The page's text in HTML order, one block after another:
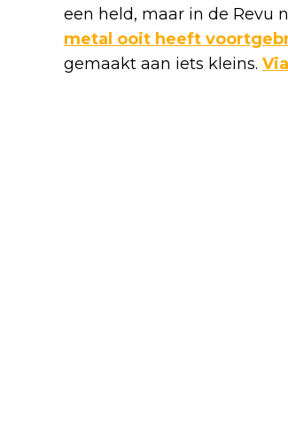
een held, maar in de Revu
metal ooit heeft
gemaakt aan iets kleins. Via